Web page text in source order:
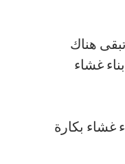
هناك
غشاء
غشاء بكارة